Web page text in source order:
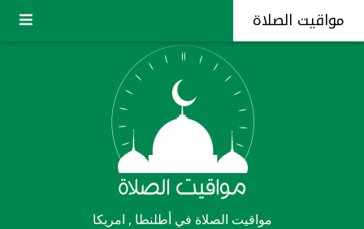
مواقيت الصلاة
مواقيت الصلاة في أطلنطا , امريكا